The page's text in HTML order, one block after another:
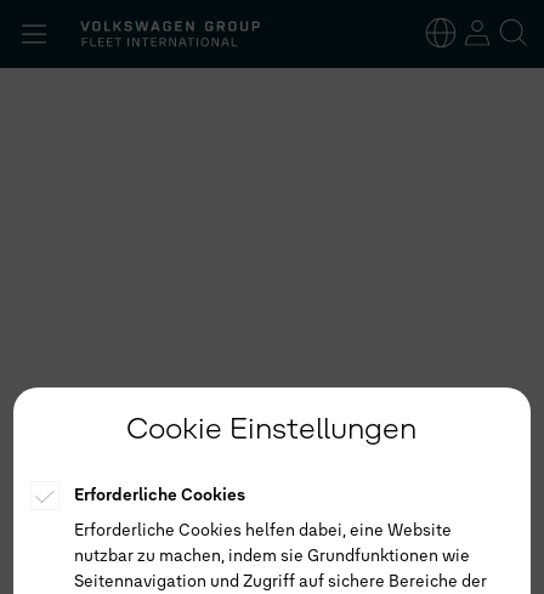
Cookie Einstellungen
Erforderliche Cookies
Erforderliche Cookies helfen dabei, eine Website
nutzbar zu machen, indem sie Grundfunktionen wie
Seitennavigation und Zugriff auf sichere Bereiche der
nach: